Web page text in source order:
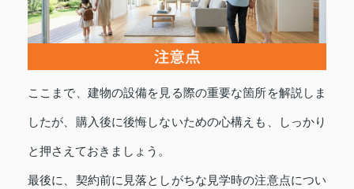
ここまで、建物の設備を見る際の重要な箇所を解説しま
したが、購入後に後悔しないための心構えも、しっかり
と押さえておきましょう。
最後に、契約前に見落としがちな見学時の注意点につい